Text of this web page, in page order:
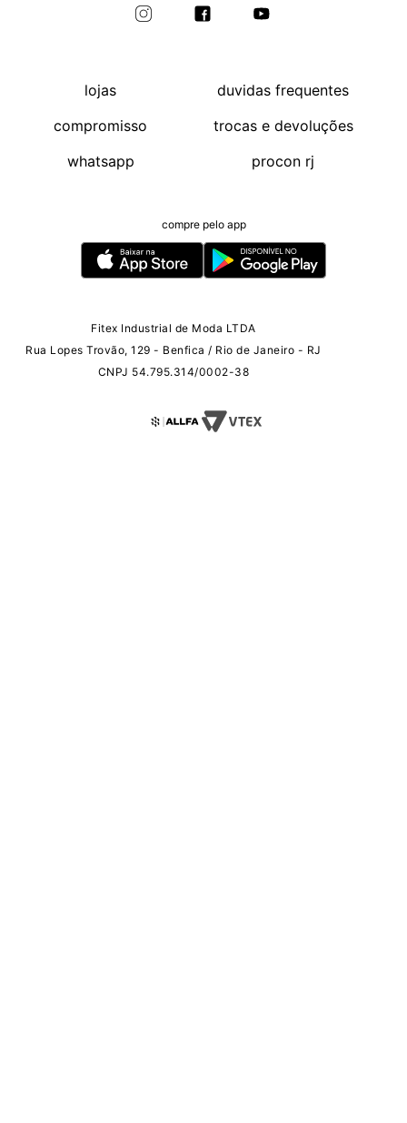
lojas
compromisso
whatsapp
duvidas frequentes
trocas e devoluções
procon rj
compre pelo app
Fitex Industrial de Moda LTDA
Rua Lopes Trovão, 129 - Benfica / Rio de Janeiro - RJ
CNPJ 54.795.314/0002-38